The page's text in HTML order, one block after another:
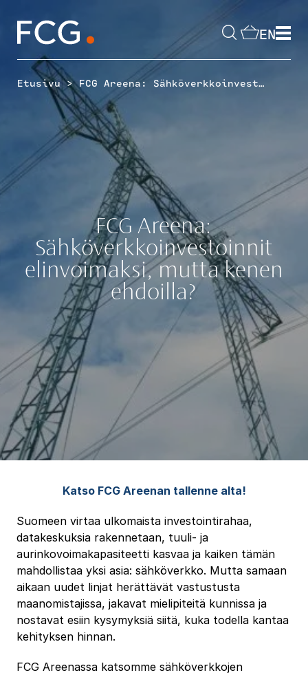
content
Hae
EN
Etusivu> FCG Areena: Sähköverkkoinvestoinnit elinvoimaksi, mutta kenen ehdoilla?
FCG Areena:
Sähköverkkoinvestoinnit
elinvoimaksi, mutta kenen
ehdoilla?
Katso FCG Areenan tallenne alta!
Suomeen virtaa ulkomaista investointirahaa,
datakeskuksia rakennetaan, tuuli- ja
aurinkovoimakapasiteetti kasvaa ja kaiken tämän
mahdollistaa yksi asia: sähköverkko. Mutta samaan
aikaan uudet linjat herättävät vastustusta
maanomistajissa, jakavat mielipiteitä kunnissa ja
nostavat esiin kysymyksiä siitä, kuka todella kantaa
kehityksen hinnan.
FCG Areenassa katsomme sähköverkkojen